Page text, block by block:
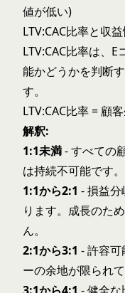
値が低い)
LTV:CAC比率と収
LTV:CAC比率は、
能かどうかを判断
す。
LTV:CAC比率 = 顧
解釈:
1:1未満- すべての
は持続不可能です。
1:1から2:1 - 損益
ります。成長のた
ん。
2:1から3:1 - 許容
ーの余地が限られて